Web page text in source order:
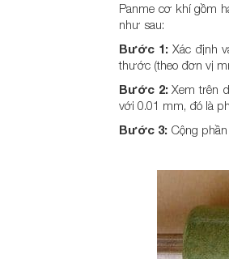
Panme cơ khí gồm
như sau:
Bước 1:Xác định
thước (theo đơn vị
Bước 2:Xem trên
với 0.01 mm, đó là
Bước 3: Cộng